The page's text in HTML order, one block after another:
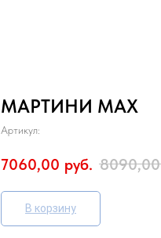
МАРТИНИ МАХ
Артикул:
7060,00 руб. 8090,00
В корзину